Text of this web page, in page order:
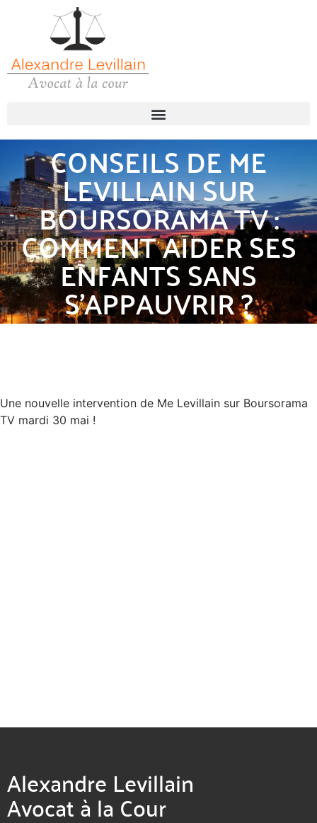
CONSEILS DE ME
LEVILLAIN SUR
BOURSORAMA TV :
COMMENT AIDER SES
ENFANTS SANS
S’APPAUVRIR ?
Une nouvelle intervention de Me Levillain sur Boursorama
TV mardi 30 mai !
Alexandre Levillain
Avocat à la Cour